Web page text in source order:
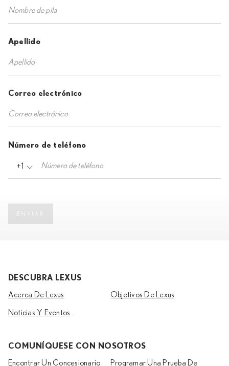
Apellido
Correo electrónico
Número de teléfono
+1
ENVIAR
DESCUBRA LEXUS
Acerca De Lexus Objetivos De Lexus
Noticias Y Eventos
COMUNÍQUESE CON NOSOTROS
Encontrar Un Concesionario Programar Una Prueba De